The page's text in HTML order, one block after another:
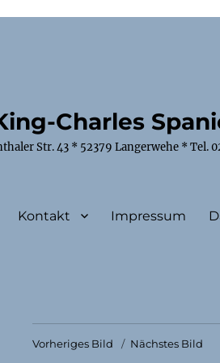
Charles
Str. 43 * 52379 Langerwehe * Tel.
Kontakt Impressum
Vorheriges Bild Nächstes Bild